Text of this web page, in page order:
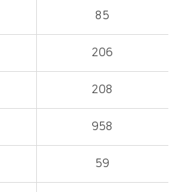
85
206
208
958
59